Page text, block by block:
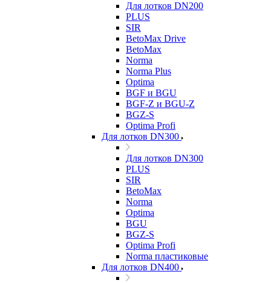
Для лотков DN200
PLUS
SIR
BetoMax Drive
BetoMax
Norma
Norma Plus
Optima
BGF и BGU
BGF-Z и BGU-Z
BGZ-S
Optima Profi
Для лотков DN300
Для лотков DN300
PLUS
SIR
BetoMax
Norma
Optima
BGU
BGZ-S
Optima Profi
Norma пластиковые
Для лотков DN400